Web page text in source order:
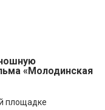
«Молодинская
площадке